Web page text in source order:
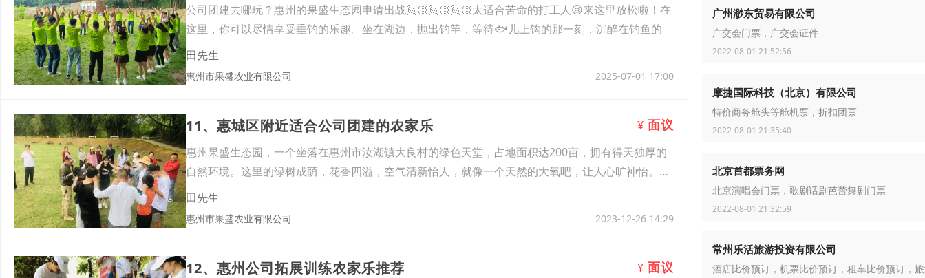
公司团建去哪玩？惠州的果盛生态园申请出战🙋🏻‍🙋🏻‍🙋🏻‍太适合苦命的打工人😫来这里放松啦！在
这里，你可以尽情享受垂钓的乐趣。坐在湖边，抛出钓竿，等待🐟儿上钩的那一刻，沉醉在钓鱼的
田先生
惠州市果盛农业有限公司 2025-07-01 17:00
11、惠城区附近适合公司团建的农家乐 ¥ 面议
惠州果盛生态园，一个坐落在惠州市汝湖镇大良村的绿色天堂，占地面积达200亩，拥有得天独厚的
自然环境。这里的绿树成荫，花香四溢，空气清新怡人，就像一个天然的大氧吧，让人心旷神怡。果
盛
田先生
惠州市果盛农业有限公司 2023-12-26 14:29
12、惠州公司拓展训练农家乐推荐 ¥ 面议
广州渺东贸易有限公司
广交会门票，广交会证件
2022-08-01 21:52:56
摩捷国际科技（北京）有限公司
特价商务舱头等舱机票，折扣团票
2022-08-01 21:35:40
北京首都票务网
北京演唱会门票，歌剧话剧芭蕾舞剧门票
2022-08-01 21:32:59
常州乐活旅游投资有限公司
酒店比价预订，机票比价预订，租车比价预订，